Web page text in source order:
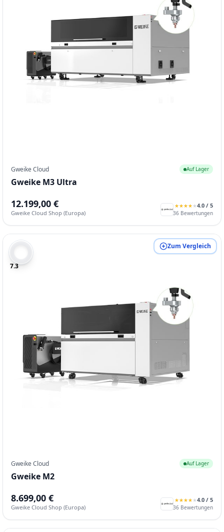
Gweike Cloud Auf Lager
Gweike M3 Ultra
12.199,00 €
Gweike Cloud Shop (Europa)
★
★★
★★
★★
★ ★
★4.0 / 5
36 Bewertungen
7.3
Zum Vergleich
Gweike Cloud Auf Lager
Gweike M2
8.699,00 €
Gweike Cloud Shop (Europa)
★
★★
★★
★★
★ ★
★4.0 / 5
36 Bewertungen